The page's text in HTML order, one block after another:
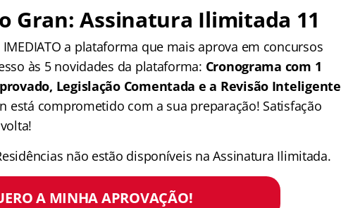
Gran: Assinatura Ilimitada 11
a plataforma que mais aprova em concursos
às 5 novidades da plataforma: Cronograma com 1
Legislação Comentada e a Revisão Inteligente
está comprometido com a sua preparação! Satisfação
não estão disponíveis na Assinatura Ilimitada.
A MINHA APROVAÇÃO!